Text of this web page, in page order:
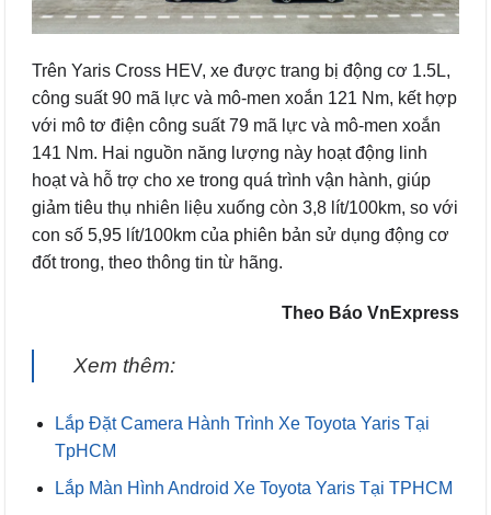
Trên Yaris Cross HEV, xe được trang bị động cơ 1.5L,
công suất 90 mã lực và mô-men xoắn 121 Nm, kết hợp
với mô tơ điện công suất 79 mã lực và mô-men xoắn
141 Nm. Hai nguồn năng lượng này hoạt động linh
hoạt và hỗ trợ cho xe trong quá trình vận hành, giúp
giảm tiêu thụ nhiên liệu xuống còn 3,8 lít/100km, so với
con số 5,95 lít/100km của phiên bản sử dụng động cơ
đốt trong, theo thông tin từ hãng.
Theo Báo VnExpress
Xem thêm:
Lắp Đặt Camera Hành Trình Xe Toyota Yaris Tại
TpHCM
Lắp Màn Hình Android Xe Toyota Yaris Tại TPHCM